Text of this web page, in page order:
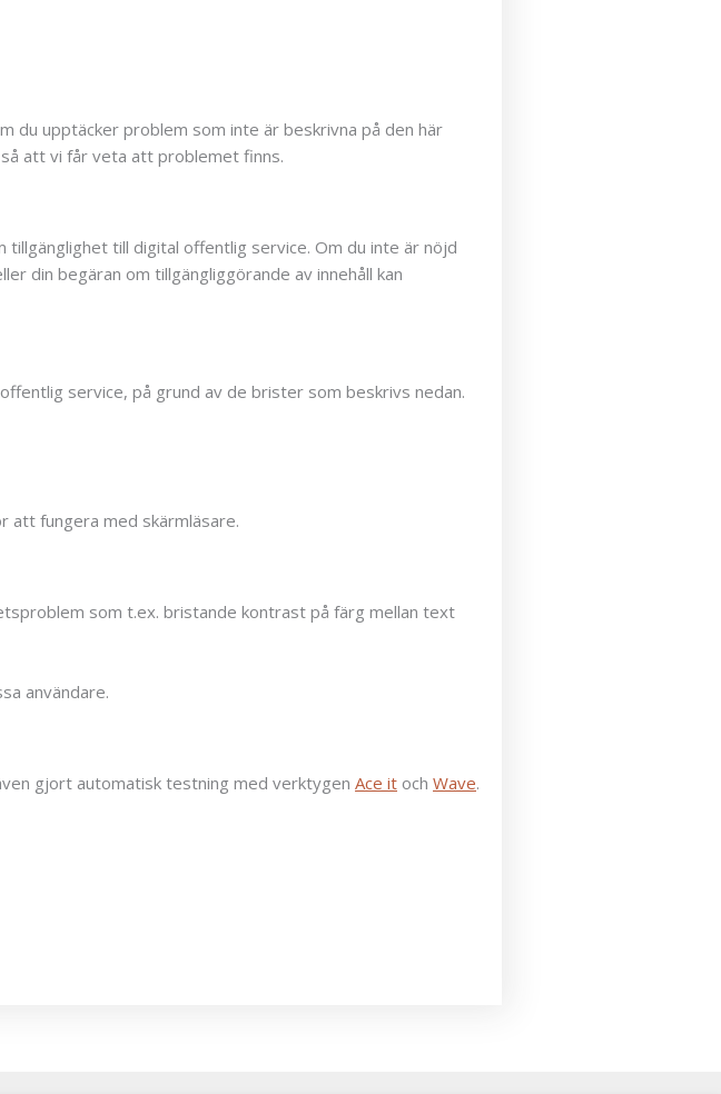
upptäcker problem som inte är beskrivna på den här
att vi får veta att problemet finns.
till digital offentlig service. Om du inte är nöjd
din begäran om tillgängliggörande av innehåll kan
service, på grund av de brister som beskrivs nedan.
att fungera med skärmläsare.
som t.ex. bristande kontrast på färg mellan text
användare.
gjort automatisk testning med verktygen Ace it och Wave.